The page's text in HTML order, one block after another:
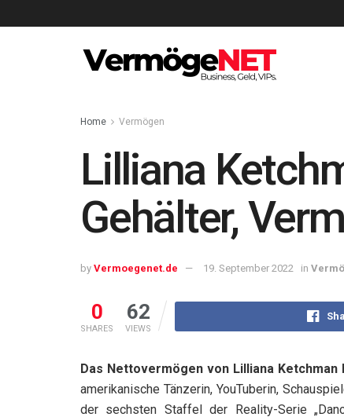
Home Vermögen
Lilliana
Gehälter,
by Vermoegenet.de 19. September 2022 in
0
SHARES
62
VIEWS
Das Nettovermögen von Lilliana
amerikanische Tänzerin, YouTuberin,
der sechsten Staffel der Reality-Serie